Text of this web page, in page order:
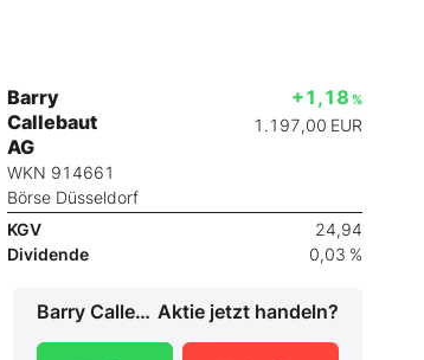
Barry
Callebaut
AG
WKN 914661
Börse Düsseldorf
+1,18 %
1.197,00 EUR
KGV
24,94
Dividende
0,03 %
Barry Callebaut AG Aktie jetzt handeln?